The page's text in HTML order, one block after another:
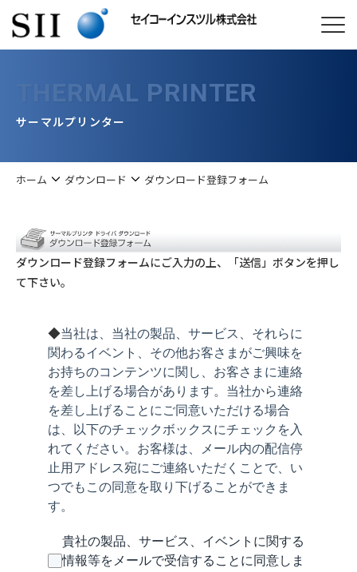
THERMAL PRINTER
サーマルプリンター
ホーム ダウンロード ダウンロード登録フォーム
ダウンロード登録フォームにご入力の上、「送信」ボタンを押し
て下さい。
◆当社は、当社の製品、サービス、それらに
関わるイベント、その他お客さまがご興味を
お持ちのコンテンツに関し、お客さまに連絡
を差し上げる場合があります。当社から連絡
を差し上げることにご同意いただける場合
は、以下のチェックボックスにチェックを入
れてください。お客様は、メール内の配信停
止用アドレス宛にご連絡いただくことで、い
つでもこの同意を取り下げることができま
す。
貴社の製品、サービス、イベントに関する
情報等をメールで受信することに同意しま